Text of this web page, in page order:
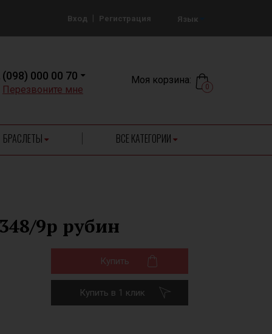
Вход Регистрация Язык
(098) 000 00 70
Перезвоните мне
Моя корзина:
0
БРАСЛЕТЫ ВСЕ КАТЕГОРИИ
9р рубин
Купить
Купить в 1 клик